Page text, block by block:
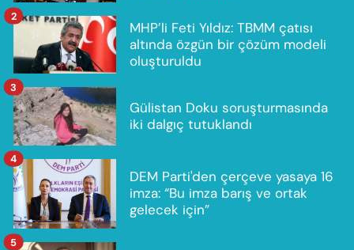
MHP’li Feti Yıldız: TBMM çatısı
altında özgün bir çözüm modeli
oluşturuldu
2
Gülistan Doku soruşturmasında
iki dalgıç tutuklandı
3
DEM Parti'den çerçeve yasaya 16
imza: “Bu imza barış ve ortak
gelecek için”
4
5